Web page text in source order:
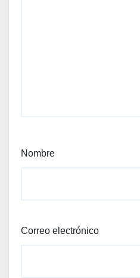
Nombre
Correo electrónico